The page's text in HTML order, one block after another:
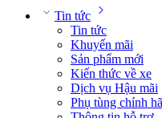
Tin tức
Tin tức
Khuyến mãi
Sản phẩm mới
Kiến thức về xe
Dịch vụ Hậu mãi
Phụ tùng chính